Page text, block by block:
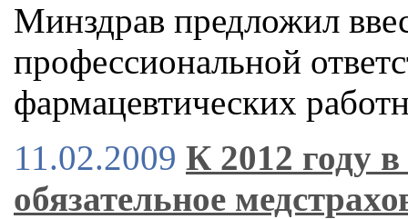
Минздрав предложил
профессиональной
фармацевтических
11.02.2009 К 2012 году
обязательное